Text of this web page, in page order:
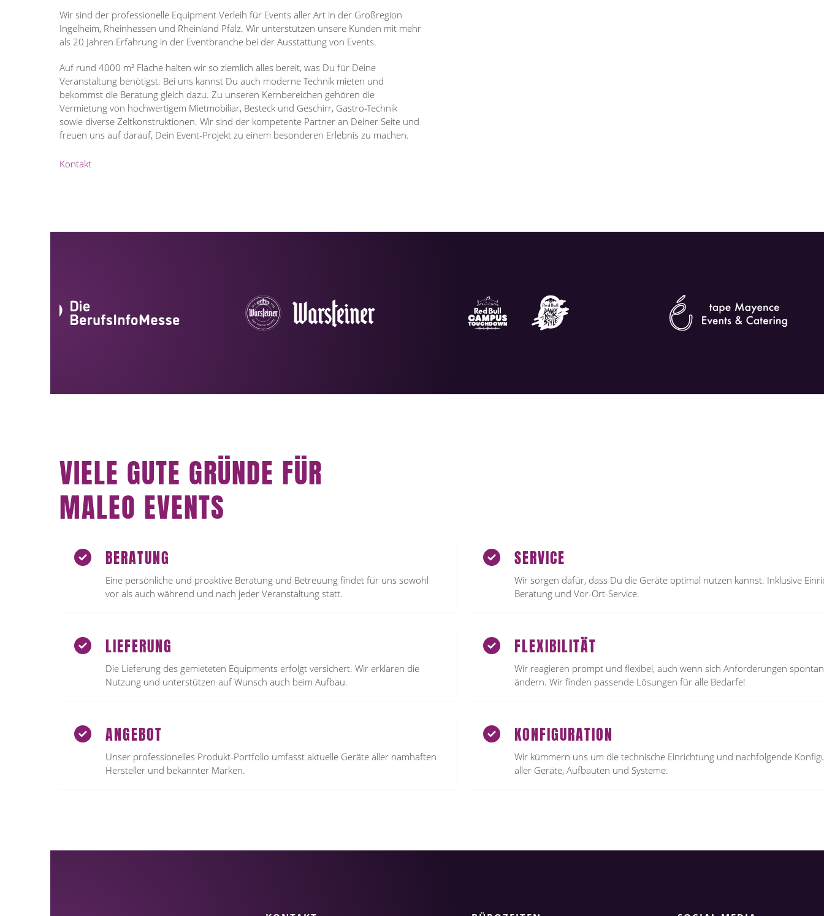
Wir sind der professionelle Equipment Verleih für Events aller Art in der Großregion
Ingelheim, Rheinhessen und Rheinland Pfalz. Wir unterstützen unsere Kunden mit mehr
als 20 Jahren Erfahrung in der Eventbranche bei der Ausstattung von Events.
Auf rund 4000 m² Fläche halten wir so ziemlich alles bereit, was Du für Deine
Veranstaltung benötigst. Bei uns kannst Du auch moderne Technik mieten und
bekommst die Beratung gleich dazu. Zu unseren Kernbereichen gehören die
Vermietung von hochwertigem Mietmobiliar, Besteck und Geschirr, Gastro-Technik
sowie diverse Zeltkonstruktionen. Wir sind der kompetente Partner an Deiner Seite und
freuen uns auf darauf, Dein Event-Projekt zu einem besonderen Erlebnis zu machen.
Kontakt
Use
the
left
to
buttons
VIELE GUTE GRÜNDE FÜR
MALEO EVENTS
BERATUNG
Eine persönliche und proaktive Beratung und Betreuung findet für uns sowohl
vor als auch während und nach jeder Veranstaltung statt.
SERVICE
Wir sorgen dafür, dass Du die Geräte optimal nutzen kannst. Inklusive
Beratung und Vor-Ort-Service.
LIEFERUNG
Die Lieferung des gemieteten Equipments erfolgt versichert. Wir erklären die
Nutzung und unterstützen auf Wunsch auch beim Aufbau.
FLEXIBILITÄT
Wir reagieren prompt und flexibel, auch wenn sich Anforderungen spontan
ändern. Wir finden passende Lösungen für alle Bedarfe!
ANGEBOT
Unser professionelles Produkt-Portfolio umfasst aktuelle Geräte aller namhaften
Hersteller und bekannter Marken.
KONFIGURATION
Wir kümmern uns um die technische Einrichtung und nachfolgende
aller Geräte, Aufbauten und Systeme.